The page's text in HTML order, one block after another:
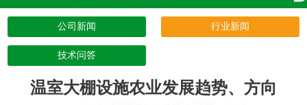
公司新闻 行业新闻
技术问答
温室大棚设施农业发展趋势、方向